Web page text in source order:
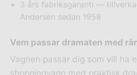
3 års fabriksgaranti —
Andersen sedan 1958
Vem passar dramaten med
Vagnen passar dig som vill ha
shoppingvagn med praktisk